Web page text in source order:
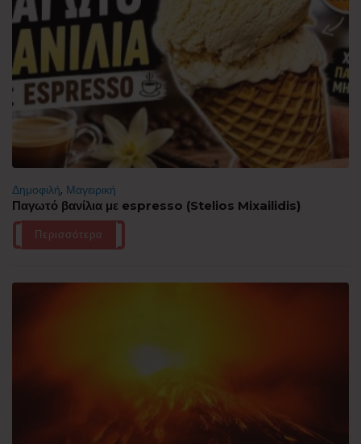
Δημοφιλή, Μαγειρική
Παγωτό βανίλια με espresso (Stelios Mixailidis)
Περισσότερα